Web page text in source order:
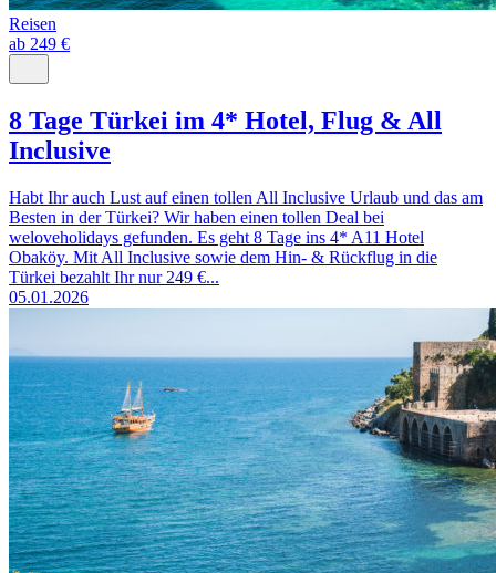
Reisen
ab 249 €
8 Tage Türkei im 4* Hotel, Flug & All
Inclusive
Habt Ihr auch Lust auf einen tollen All Inclusive Urlaub und das am
Besten in der Türkei? Wir haben einen tollen Deal bei
weloveholidays gefunden. Es geht 8 Tage ins 4* A11 Hotel
Obaköy. Mit All Inclusive sowie dem Hin- & Rückflug in die
Türkei bezahlt Ihr nur 249 €...
05.01.2026